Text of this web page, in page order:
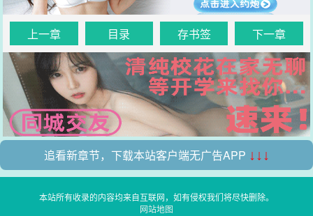
上一章 目录 存书签 下一章
追看新章节，下载本站客户端无广告APP ↓↓↓
本站所有收录的内容均来自互联网，如有侵权我们将尽快删除。
网站地图